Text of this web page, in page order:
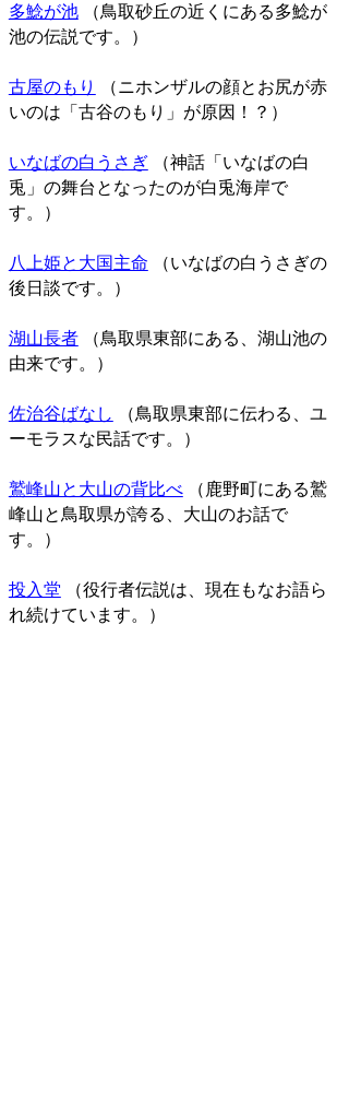
多鯰が池（鳥取砂丘の近くにある多鯰が
池の伝説です。）
古屋のもり
（ニホンザルの顔とお尻が赤
いのは「古谷のもり」が原因！？）
いなばの白うさぎ（神話「いなばの白
兎」の舞台となったのが白兎海岸で
す。）
八上姫と大国主命 （いなばの白うさぎの
後日談です。）
湖山長者（鳥取県東部にある、湖山池の
由来です。）
佐治谷ばなし
（鳥取県東部に伝わる、ユ
ーモラスな民話です。）
鷲峰山と大山の背比べ（鹿野町にある鷲
峰山と鳥取県が誇る、大山のお話で
す。）
投入堂 （役行者伝説は、現在もなお語ら
れ続けています。）